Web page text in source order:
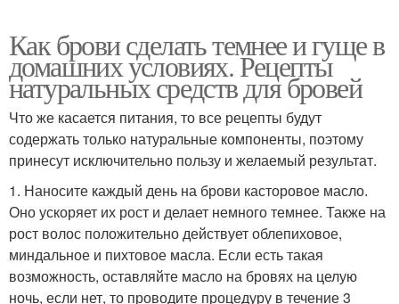
Как брови сделать темнее и гуще в
домашних условиях. Рецепты
натуральных средств для бровей
Что же касается питания, то все рецепты будут
содержать только натуральные компоненты, поэтому
принесут исключительно пользу и желаемый результат.
1. Наносите каждый день на брови касторовое масло.
Оно ускоряет их рост и делает немного темнее. Также на
рост волос положительно действует облепиховое,
миндальное и пихтовое масла. Если есть такая
возможность, оставляйте масло на бровях на целую
ночь, если нет, то проводите процедуру в течение 3